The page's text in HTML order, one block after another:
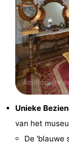
drinken
Winkelen
Markten
Warenhuizen
Evenementen
Uitgelicht
Unieke
van het
De 'blauwe